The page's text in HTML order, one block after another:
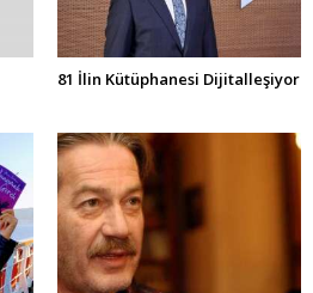
81 İlin Kütüphanesi Dijitalleşiyor